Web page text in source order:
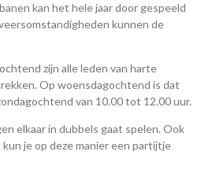
kan het hele jaar door gespeeld
kunnen de
zijn alle leden van harte
Op woensdagochtend is dat
van 10.00 tot 12.00 uur.
elkaar in dubbels gaat spelen. Ook
je op deze manier een partijtje